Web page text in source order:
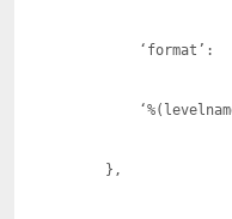
‘format’:
‘%(levelname)s
},